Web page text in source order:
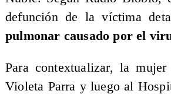
defunción de la víctima
pulmonar causado por el
Para contextualizar, la
Violeta Parra y luego al